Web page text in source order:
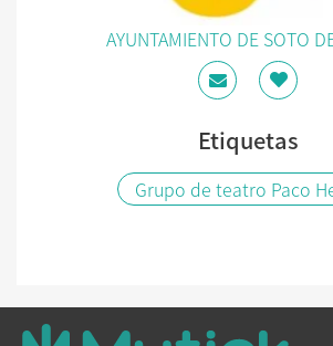
AYUNTAMIENTO DE SOTO
Etiquetas
Grupo de teatro Paco